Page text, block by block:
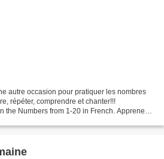
autre occasion pour pratiquer les nombres
répéter, comprendre et chanter!!!
the Numbers from 1-20 in French. Apprenez